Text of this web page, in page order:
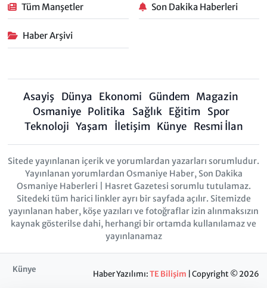
Tüm Manşetler Son Dakika Haberleri
Haber Arşivi
Asayiş Dünya Ekonomi Gündem Magazin
Osmaniye Politika Sağlık Eğitim
Spor
Teknoloji Yaşam İletişim Künye Resmi İlan
Sitede yayınlanan içerik ve yorumlardan yazarları sorumludur.
Yayınlanan yorumlardan Osmaniye Haber, Son Dakika
Osmaniye Haberleri | Hasret Gazetesi sorumlu tutulamaz.
Sitedeki tüm harici linkler ayrı bir sayfada açılır. Sitemizde
yayınlanan haber, köşe yazıları ve fotoğraflar izin alınmaksızın
kaynak gösterilse dahi, herhangi bir ortamda kullanılamaz ve
yayınlanamaz
Künye Haber Yazılımı:TE Bilişim | Copyright © 2026